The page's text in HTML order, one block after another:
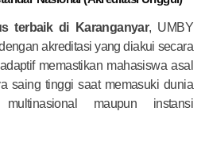
terbaik di Karanganyar, UMBY
akreditasi yang diakui secara
memastikan mahasiswa asal
saing tinggi saat memasuki dunia
maupun instansi